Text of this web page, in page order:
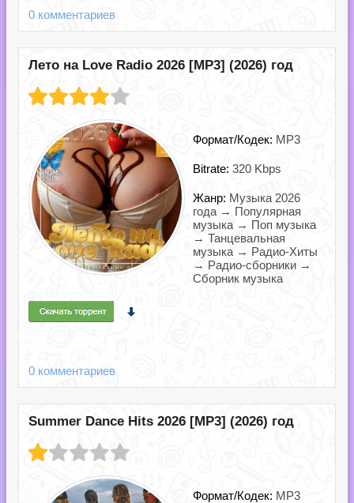
0 комментариев
Лето на Love Radio 2026 [MP3] (2026) год
Формат/Кодек: MP3
Bitrate: 320 Kbps
Жанр: Музыка 2026
года → Популярная
музыка → Поп музыка
→ Танцевальная
музыка → Радио-Хиты
→ Радио-сборники →
Сборник музыка
0 комментариев
Summer Dance Hits 2026 [MP3] (2026) год
Формат/Кодек: MP3